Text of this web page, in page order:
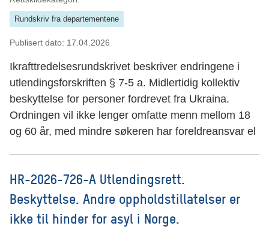
Rundskriv fra departementene
Publisert dato: 17.04.2026
Ikrafttredelsesrundskrivet beskriver endringene i
utlendingsforskriften § 7-5 a. Midlertidig kollektiv
beskyttelse for personer fordrevet fra Ukraina.
Ordningen vil ikke lenger omfatte menn mellom 18
og 60 år, med mindre søkeren har foreldreansvar el
HR-2026-726-A Utlendingsrett.
Beskyttelse. Andre oppholdstillatelser er
ikke til hinder for asyl i Norge.